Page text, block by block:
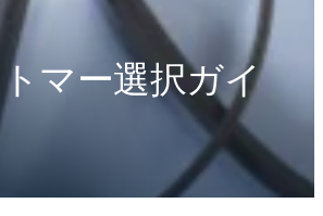
マー選択ガイ